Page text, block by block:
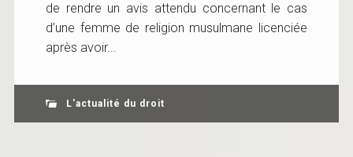
de rendre un avis attendu concernant le cas
d’une femme de religion musulmane licenciée
après avoir...
L'actualité du droit